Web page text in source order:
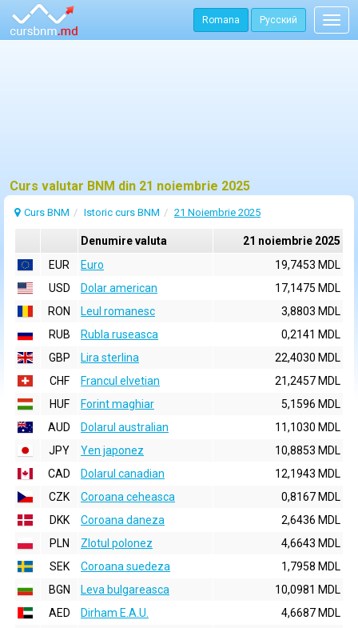
Romana Русский
Curs valutar BNM din 21 noiembrie 2025
Curs BNM Istoric curs BNM 21 Noiembrie 2025
Denumire valuta
21 noiembrie 2025
EUR
Euro
19,7453 MDL
USD
Dolar american
17,1475 MDL
RON
Leul romanesc
3,8803 MDL
RUB
Rubla ruseasca
0,2141 MDL
GBP
Lira sterlina
22,4030 MDL
CHF
Francul elvetian
21,2457 MDL
HUF
Forint maghiar
5,1596 MDL
AUD
Dolarul australian
11,1030 MDL
JPY
Yen japonez
10,8853 MDL
CAD
Dolarul canadian
12,1943 MDL
CZK
Coroana ceheasca
0,8167 MDL
DKK
Coroana daneza
2,6436 MDL
PLN
Zlotul polonez
4,6643 MDL
SEK
Coroana suedeza
1,7958 MDL
BGN
Leva bulgareasca
10,0981 MDL
AED
Dirham E.A.U.
4,6687 MDL